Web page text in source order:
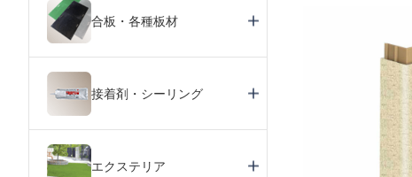
合板・各種板材
接着剤・シーリング
エクステリア